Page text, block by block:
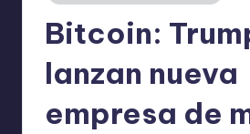
Bitcoin:
lanzan nueva
empresa de